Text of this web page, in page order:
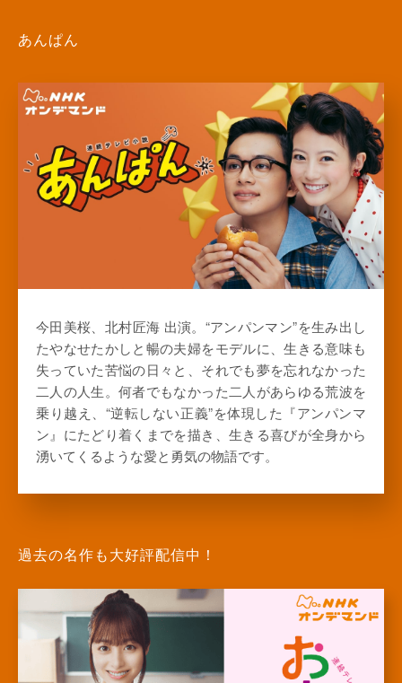
あんぱん
今田美桜、北村匠海 出演。“アンパンマン”を生み出し
たやなせたかしと暢の夫婦をモデルに、生きる意味も
失っていた苦悩の日々と、それでも夢を忘れなかった
二人の人生。何者でもなかった二人があらゆる荒波を
乗り越え、“逆転しない正義”を体現した『アンパンマ
ン』にたどり着くまでを描き、生きる喜びが全身から
湧いてくるような愛と勇気の物語です。
過去の名作も大好評配信中！